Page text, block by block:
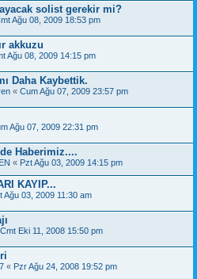
solist gerekir mi?
Ağu 08, 2009 18:53 pm
akkuzu
Ağu 08, 2009 14:15 pm
Daha Kaybettik.
« Cum Ağu 07, 2009 23:57 pm
Ağu 07, 2009 22:31 pm
Haberimiz....
« Pzt Ağu 03, 2009 14:15 pm
KAYIP...
Ağu 03, 2009 11:30 am
Cmt Eki 11, 2008 15:50 pm
« Pzr Ağu 24, 2008 19:52 pm